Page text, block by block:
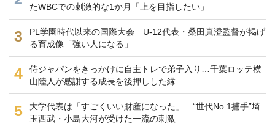
たWBCでの刺激的な1か月「上を目指したい」
3
PL学園時代以来の国際大会 U-12代表・桑田真澄監督が掲げ
る育成像「強い人になる」
4
侍ジャパンをきっかけに自主トレで弟子入り…千葉ロッテ横
山陸人が感謝する成長を後押しした縁
5
大学代表は「すごくいい財産になった」 “世代No.1捕手”埼
玉西武・小島大河が受けた一流の刺激